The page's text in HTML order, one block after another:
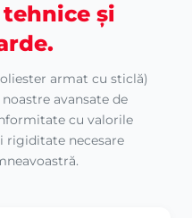
și
armat cu sticlă)
avansate de
cu valorile
rigiditate necesare